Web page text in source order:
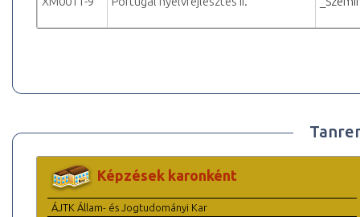
Képzések karonként
ÁJTK Állam- és Jogtudományi Kar